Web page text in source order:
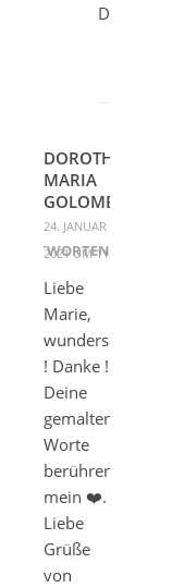
Dich.
DOROTHEE
MARIA
GOLOMBOWSKI
24. JANUAR
2021 UM 11:26
ANTWORTEN
Liebe
Marie,
wunderschön
! Danke !
Deine
gemalten
Worte
berühren
mein ❤️.
Liebe
Grüße
von